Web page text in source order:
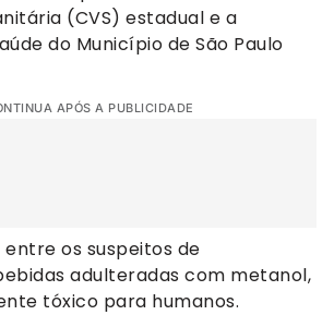
(CVS) estadual e a
do Município de São Paulo
APÓS A PUBLICIDADE
os suspeitos de
adulteradas com metanol,
tóxico para humanos.